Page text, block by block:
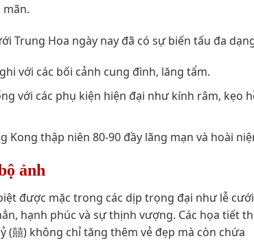
Trung Hoa ngày nay đã có sự biến tấu đa
với các bối cảnh cung đình, lăng tẩm.
với các phụ kiện hiện đại như kính râm, kẹo
Kong thập niên 80-90 đầy lãng mạn và hoài
ảnh
được mặc trong các dịp trọng đại như lễ
hạnh phúc và sự thịnh vượng. Các họa tiết
囍) không chỉ tăng thêm vẻ đẹp mà còn chứa